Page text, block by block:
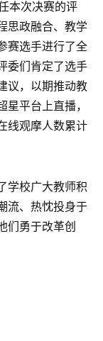
本次决赛的评
思政融合、教学
赛选手进行了全
委们肯定了选手
议，以期推动教
平台上直播，
线观摩人数累计
学校广大教师积
流、热忱投身于
们勇于改革创